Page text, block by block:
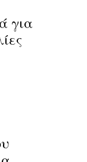
για